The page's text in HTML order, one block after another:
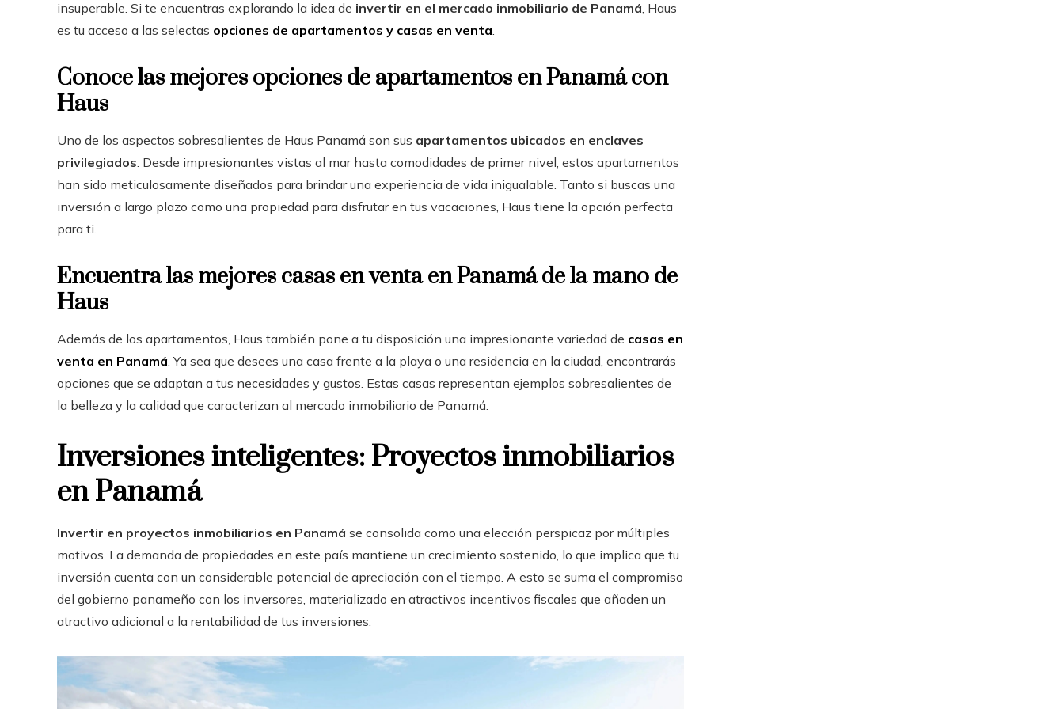
insuperable. Si te encuentras explorando la idea de invertir en el mercado inmobiliario de Panamá , Haus
es tu acceso a las selectas opciones de apartamentos y casas en venta
Conoce las mejores opciones de apartamentos en Panamá con
Haus
Uno de los aspectos sobresalientes de Haus Panamá son sus apartamentos ubicados en enclaves
privilegiados . Desde impresionantes vistas al mar hasta comodidades de primer nivel, estos apartamentos
han sido meticulosamente diseñados para brindar una experiencia de vida inigualable. Tanto si buscas una
inversión a largo plazo como una propiedad para disfrutar en tus vacaciones, Haus tiene la opción perfecta
para ti.
Encuentra las mejores casas en venta en Panamá de la mano de
Haus
Además de los apartamentos, Haus también pone a tu disposición una impresionante variedad de casas en
venta en Panamá . Ya sea que desees una casa frente a la playa o una residencia en la ciudad, encontrarás
opciones que se adaptan a tus necesidades y gustos. Estas casas representan ejemplos sobresalientes de
la belleza y la calidad que caracterizan al mercado inmobiliario de Panamá.
Inversiones inteligentes: Proyectos inmobiliarios
en Panamá
Invertir en proyectos inmobiliarios en Panamá se consolida como una elección perspicaz por múltiples
motivos. La demanda de propiedades en este país mantiene un crecimiento sostenido, lo que implica que tu
inversión cuenta con un considerable potencial de apreciación con el tiempo. A esto se suma el compromiso
del gobierno panameño con los inversores, materializado en atractivos incentivos fiscales que añaden un
atractivo adicional a la rentabilidad de tus inversiones.